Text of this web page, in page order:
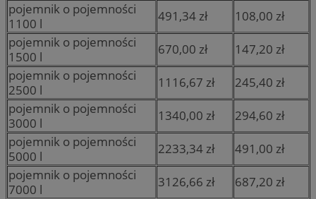
pojemnik o pojemności
1100 l
491,34 zł
108,00 zł
pojemnik o pojemności
1500 l
670,00 zł
147,20 zł
pojemnik o pojemności
2500 l
1116,67 zł
245,40 zł
pojemnik o pojemności
3000 l
1340,00 zł
294,60 zł
pojemnik o pojemności
5000 l
2233,34 zł
491,00 zł
pojemnik o pojemności
7000 l
3126,66 zł
687,20 zł